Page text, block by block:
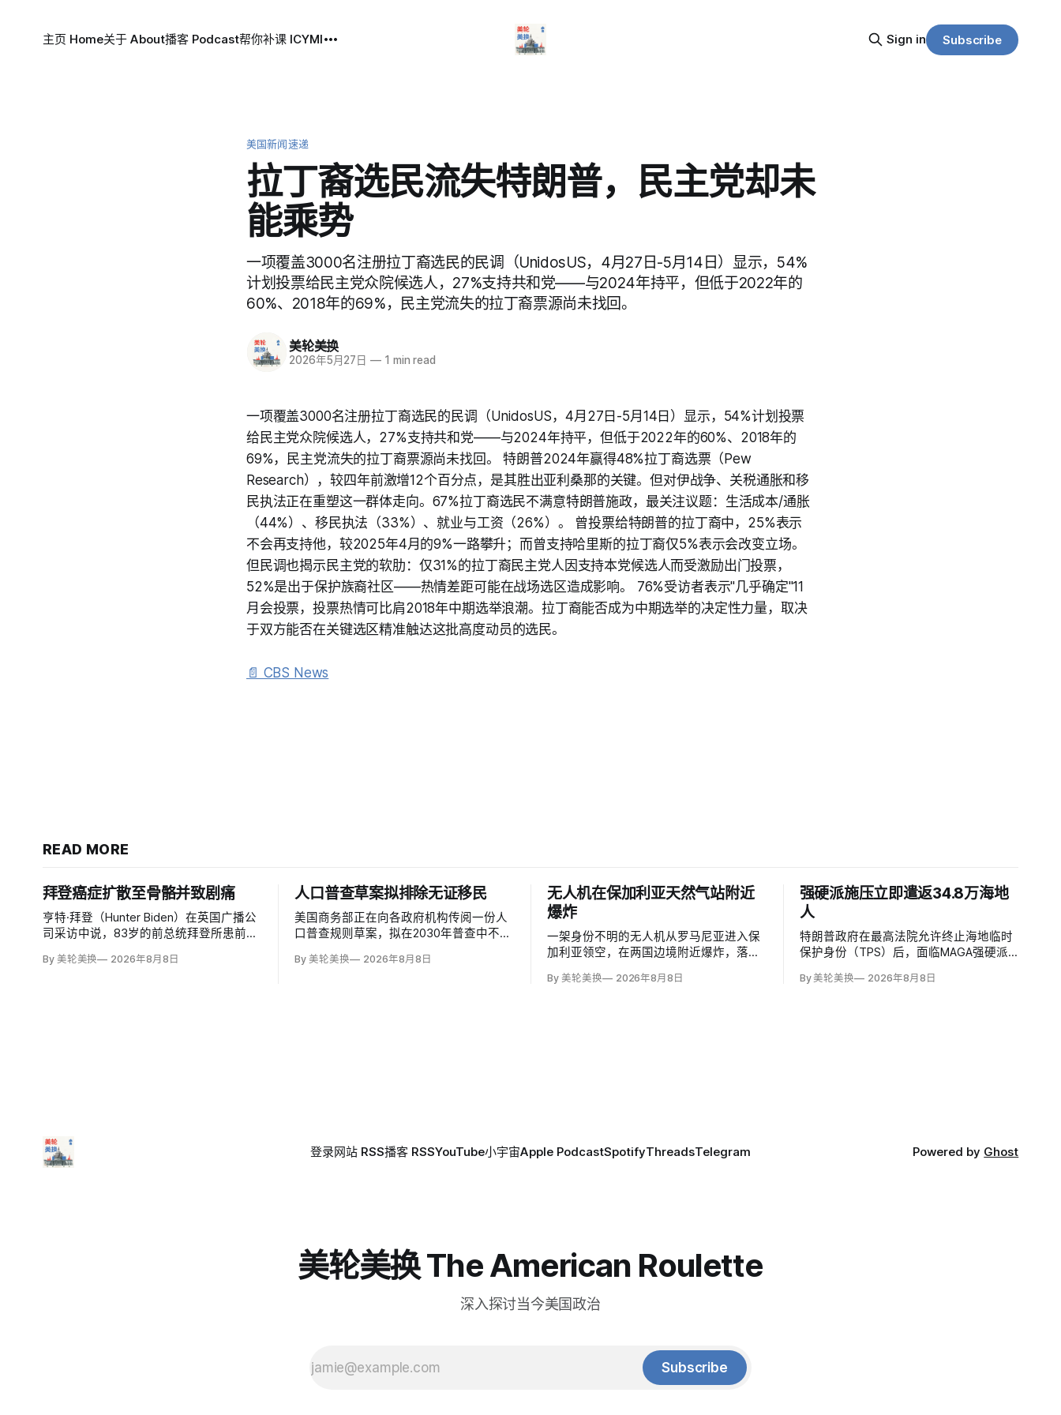
主页 Home关于 About播客 Podcast帮你补课 ICYMI Sign in Subscribe
美国新闻速递
拉丁裔选民流失特朗普，民主党却未
能乘势
一项覆盖3000名注册拉丁裔选民的民调（UnidosUS，4月27日-5月14日）显示，54%
计划投票给民主党众院候选人，27%支持共和党——与2024年持平，但低于2022年的
60%、2018年的69%，民主党流失的拉丁裔票源尚未找回。
美轮美换
2026年5月27日 — 1 min read
一项覆盖3000名注册拉丁裔选民的民调（UnidosUS，4月27日-5月14日）显示，54%计划投票
给民主党众院候选人，27%支持共和党——与2024年持平，但低于2022年的60%、2018年的
69%，民主党流失的拉丁裔票源尚未找回。 特朗普2024年赢得48%拉丁裔选票（Pew
Research），较四年前激增12个百分点，是其胜出亚利桑那的关键。但对伊战争、关税通胀和移
民执法正在重塑这一群体走向。67%拉丁裔选民不满意特朗普施政，最关注议题：生活成本/通胀
（44%）、移民执法（33%）、就业与工资（26%）。 曾投票给特朗普的拉丁裔中，25%表示
不会再支持他，较2025年4月的9%一路攀升；而曾支持哈里斯的拉丁裔仅5%表示会改变立场。
但民调也揭示民主党的软肋：仅31%的拉丁裔民主党人因支持本党候选人而受激励出门投票，
52%是出于保护族裔社区——热情差距可能在战场选区造成影响。 76%受访者表示"几乎确定"11
月会投票，投票热情可比肩2018年中期选举浪潮。拉丁裔能否成为中期选举的决定性力量，取决
于双方能否在关键选区精准触达这批高度动员的选民。
📄 CBS News
READ MORE
拜登癌症扩散至骨骼并致剧痛
亨特·拜登（Hunter Biden）在英国广播公
司采访中说，83岁的前总统拜登所患前列
剧烈疼痛，并在多个方面严重影响生活。
By 美轮美换 2026年8月8日
人口普查草案拟排除无证移民
美国商务部正在向各政府机构传阅一份人
口普查规则草案，拟在2030年普查中不计
据，理由是避免个人问题造成「扭曲」。
By 美轮美换 2026年8月8日
无人机在保加利亚天然气站附近
爆炸
一架身份不明的无人机从罗马尼亚进入保
加利亚领空，在两国边境附近爆炸，落点
1000米；无人伤亡，基础设施未受损。保
By 美轮美换 2026年8月8日
强硬派施压立即遣返34.8万海地
人
特朗普政府在最高法院允许终止海地临时
保护身份（TPS）后，面临MAGA强硬派
压力。国土安全部把执法重点放在俄亥俄
By 美轮美换 2026年8月8日
登录网站 RSS播客 RSSYouTube小宇宙Apple PodcastSpotifyThreadsTelegram Powered by Ghost
美轮美换 The American Roulette
深入探讨当今美国政治
Subscribe